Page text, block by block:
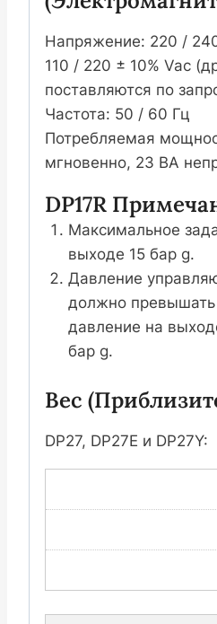
Напряжение: 220 /
110 / 220 ± 10% Vac
поставляются по
Частота: 50 / 60 Гц
Потребляемая
мгновенно, 23 ВА
DP17R
Максимальное
выходе 15 бар g.
Давление
должно превышать
давление на
бар g.
Вес
DP27, DP27E и DP27Y: